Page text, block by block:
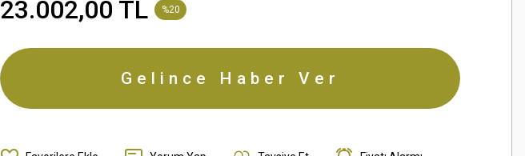
23.002,00 TL %20
Gelince Haber Ver